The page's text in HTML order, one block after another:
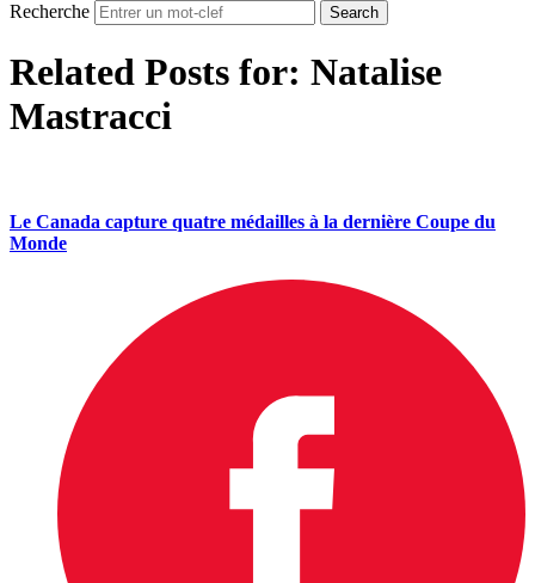
Recherche
Related Posts for: Natalise
Mastracci
Le Canada capture quatre médailles à la dernière Coupe du
Monde